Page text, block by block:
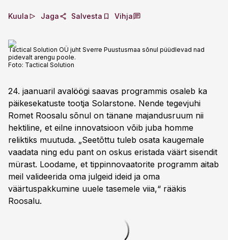
Kuula Jaga Salvesta Vihja
Tactical Solution OÜ juht Sverre Puustusmaa sõnul püüdlevad nad
pidevalt arengu poole.
Foto: Tactical Solution
24. jaanuaril avalöögi saavas programmis osaleb ka
päikesekatuste tootja Solarstone. Nende tegevjuhi
Romet Roosalu sõnul on tänane majandusruum nii
hektiline, et eilne innovatsioon võib juba homme
reliktiks muutuda. „Seetõttu tuleb osata kaugemale
vaadata ning edu pant on oskus eristada väärt sisendit
mürast. Loodame, et tippinnovaatorite programm aitab
meil valideerida oma julgeid ideid ja oma
väärtuspakkumine uuele tasemele viia,“ rääkis
Roosalu.